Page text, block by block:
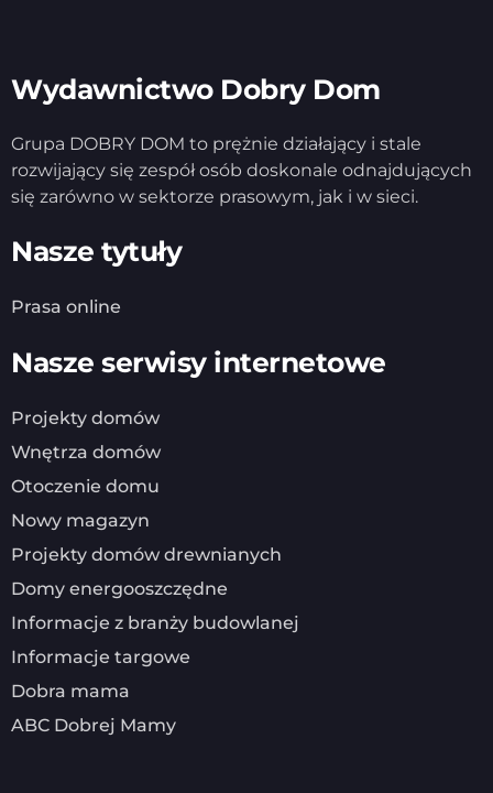
Wydawnictwo Dobry Dom
Grupa DOBRY DOM to prężnie działający i stale
rozwijający się zespół osób doskonale odnajdujących
się zarówno w sektorze prasowym, jak i w sieci.
Nasze tytuły
Prasa online
Nasze serwisy internetowe
Projekty domów
Wnętrza domów
Otoczenie domu
Nowy magazyn
Projekty domów drewnianych
Domy energooszczędne
Informacje z branży budowlanej
Informacje targowe
Dobra mama
ABC Dobrej Mamy